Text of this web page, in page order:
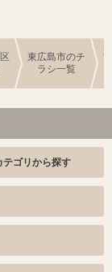
東広島市のチ
ラシ一覧
テゴリから探す